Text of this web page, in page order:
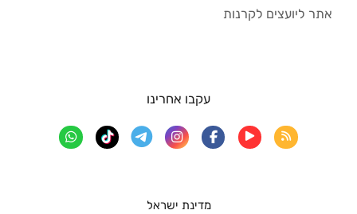
אתר ליועצים לקרנות
מדינת ישראל
עקבו אחרינו